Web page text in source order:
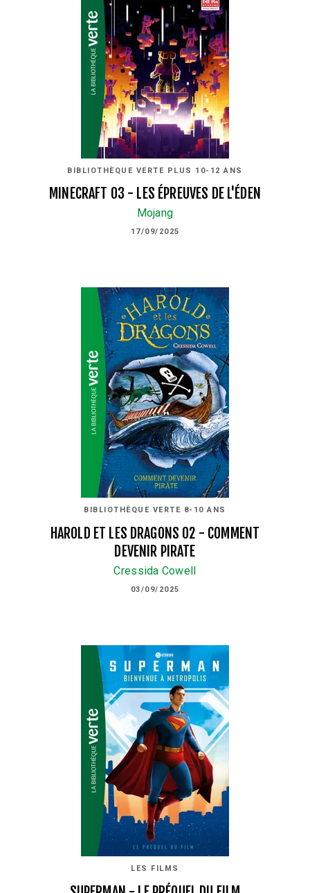
BIBLIOTHÈQUE VERTE PLUS 10-12 ANS
MINECRAFT 03 - LES ÉPREUVES DE L'ÉDEN
Mojang
17/09/2025
BIBLIOTHÈQUE VERTE 8-10 ANS
HAROLD ET LES DRAGONS 02 - COMMENT
DEVENIR PIRATE
Cressida Cowell
03/09/2025
LES FILMS